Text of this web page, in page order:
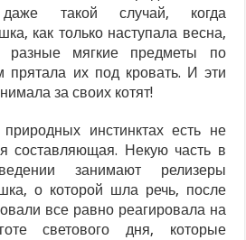
такой случай, когда
как только наступала весна,
разные мягкие предметы по
прятала их под кровать. И эти
за своих котят!
инстинктах есть не
составляющая. Некую часть в
занимают релизеры
о которой шла речь, после
все равно реагировала на
светового дня, которые